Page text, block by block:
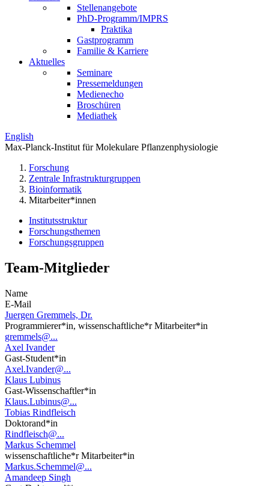
Stellenangebote
PhD-Programm/IMPRS
Praktika
Gastprogramm
Familie & Karriere
Aktuelles
Seminare
Pressemeldungen
Medienecho
Broschüren
Mediathek
English
Max-Planck-Institut für Molekulare Pflanzenphysiologie
Forschung
Zentrale Infrastrukturgruppen
Bioinformatik
Mitarbeiter*innen
Institutsstruktur
Forschungsthemen
Forschungsgruppen
Team-Mitglieder
Name
E-Mail
Juergen Gremmels, Dr.
Programmierer*in, wissenschaftliche*r Mitarbeiter*in
gremmels@...
Axel Ivander
Gast-Student*in
Axel.Ivander@...
Klaus Lubinus
Gast-Wissenschaftler*in
Klaus.Lubinus@...
Tobias Rindfleisch
Doktorand*in
Rindfleisch@...
Markus Schemmel
wissenschaftliche*r Mitarbeiter*in
Markus.Schemmel@...
Amandeep Singh